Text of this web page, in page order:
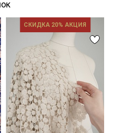
СКИДКА 20% АКЦИЯ